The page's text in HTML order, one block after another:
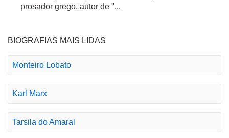
prosador grego, autor de "...
BIOGRAFIAS MAIS LIDAS
Monteiro Lobato
Karl Marx
Tarsila do Amaral